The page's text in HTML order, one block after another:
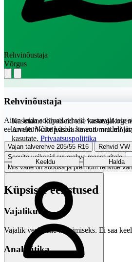
Rehvinõustaja
Võrgus
Rehvinõustaja
Aitan leida sobivad rehvid vastavalt teie
eelarvele. Võite küsida ka auto mudeli
Vajan talverehve 205/55 R16
Rehvid
Soovita vaikseid suverehve maasturitele
Mis vahe on soodsa ja premium rehvide
Kasutame küpsiseid teie
Analüütikaküpsised aitavad meil
kasutate. Privaatsuspoliitika
Keeldu Halda
Küpsiste eelistused
Vajalikud
Vajalik veebilehe toimimiseks. Ei saa
Analüütika